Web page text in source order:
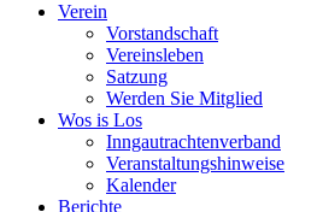
Verein
Vorstandschaft
Vereinsleben
Satzung
Werden Sie Mitglied
Wos is Los
Inngautrachtenverband
Veranstaltungshinweise
Kalender
Berichte